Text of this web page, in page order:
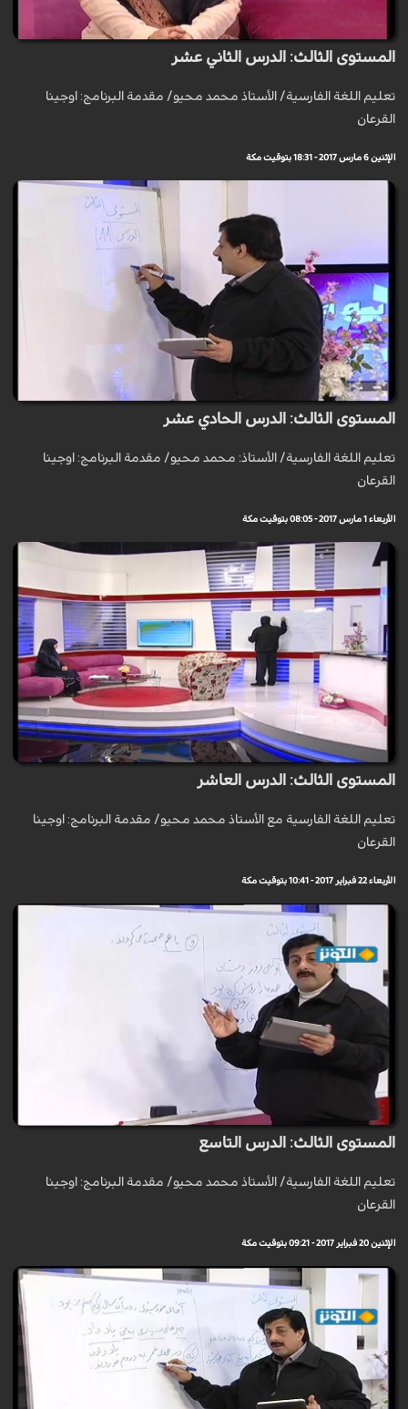
المستوى الثالث: الدرس الثاني عشر
تعليم اللغة الفارسية/ الأستاذ محمد محيو/ مقدمة البرنامج: اوجينا
القرعان
الإثنين 6 مارس 2017 - 18:31 بتوقيت مكة
المستوى الثالث: الدرس الحادي عشر
تعليم اللغة الفارسية/ الأستاذ: محمد محيو/ مقدمة البرنامج: اوجينا
القرعان
الأربعاء 1 مارس 2017 - 08:05 بتوقيت مكة
المستوى الثالث: الدرس العاشر
تعليم اللغة الفارسية مع الأستاذ محمد محيو/ مقدمة البرنامج: اوجينا
القرعان
الأربعاء 22 فبراير 2017 - 10:41 بتوقيت مكة
المستوى الثالث: الدرس التاسع
تعليم اللغة الفارسية/ الأستاذ محمد محيو/ مقدمة البرنامج: اوجينا
القرعان
الإثنين 20 فبراير 2017 - 09:21 بتوقيت مكة